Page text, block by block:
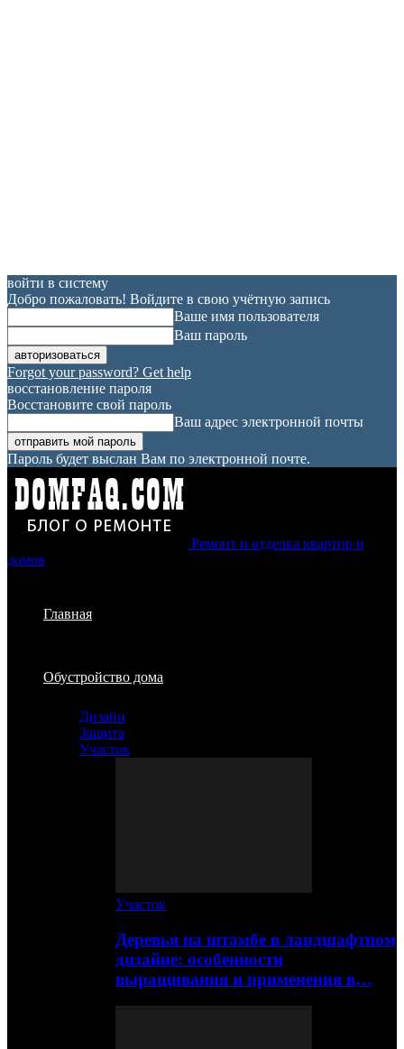
войти в систему
Добро пожаловать! Войдите в свою учётную запись
Ваше имя пользователя
Ваш пароль
Forgot your password? Get help
восстановление пароля
Восстановите свой пароль
Ваш адрес электронной почты
Пароль будет выслан Вам по электронной почте.
Ремонт и отделка квартир и
домов
Главная
Обустройство дома
Дизайн
Защита
Участок
Участок
Деревья на штамбе в ландшафтном
дизайне: особенности
выращивания и применения в…